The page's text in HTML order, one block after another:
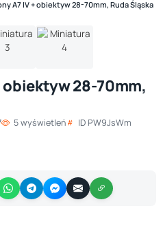
A7 IV + obiektyw 28-70mm, Ruda Śląska
1/ 4
obiektyw 28-70mm,
5 wyświetleń ID PW9JsWm